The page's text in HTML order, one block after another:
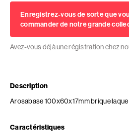
Enregistrez-vous de sorte que
commander de notre grande
Avez-vous déjà une régistration chez
Description
Arosabase 100x60x17mm brique laque
Caractéristiques